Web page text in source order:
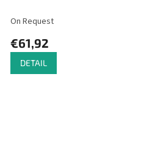
On Request
€61,92
DETAIL